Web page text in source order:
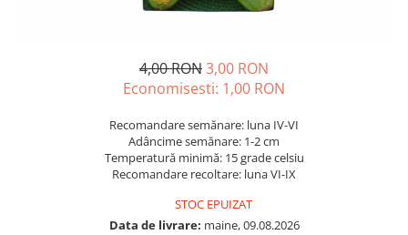
Seminte de Leustean
Seminte de Patrunjel
Seminte de praz
Seminte dovlecel / dovleac
4,00 RON3,00 RON
Economisesti: 1,00 RON
Recomandare semănare: luna IV-VI
Adâncime semănare: 1-2 cm
Temperatură minimă: 15 grade celsiu
Recomandare recoltare: luna VI-IX
STOC EPUIZAT
Data de livrare: maine, 09.08.2026